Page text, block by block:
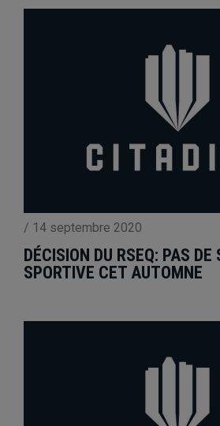
/ 14 septembre 2020
DÉCISION DU RSEQ: PAS DE
SPORTIVE CET AUTOMNE